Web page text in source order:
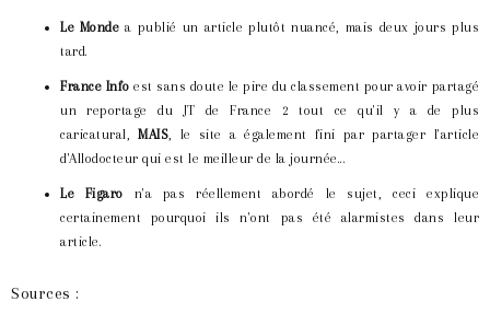
Le Monde a publié un article plutôt nuancé, mais deux jours plus
tard.
France Info est sans doute le pire du classement pour avoir partagé
un reportage du JT de France 2 tout ce qu'il y a de plus
caricatural,MAIS, le site a également fini par partager l'article
d'Allodocteur qui est le meilleur de la journée...
Le Figaro n'a pas réellement abordé le sujet, ceci explique
certainement pourquoi ils n'ont pas été alarmistes dans leur
article.
Sources :